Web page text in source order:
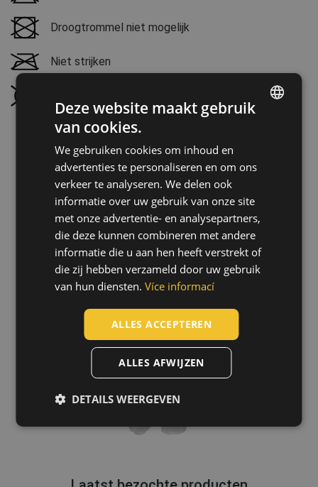
Droogtrommel niet mogelijk
Niet strijken
CZECH
SLOVAK
ROMANIAN
POLISH
GERMAN
SPANISH
Deze website maakt gebruik
van cookies.
We gebruiken cookies om inhoud en
advertenties te personaliseren en om ons
verkeer te analyseren. We delen ook
informatie over uw gebruik van onze site
met onze advertentie- en analysepartners,
die deze kunnen combineren met andere
informatie die u aan hen heeft verstrekt of
die zij hebben verzameld door uw gebruik
van hun diensten. Více informací
ALLES ACCEPTEREN
ALLES AFWIJZEN
DETAILS WEERGEVEN